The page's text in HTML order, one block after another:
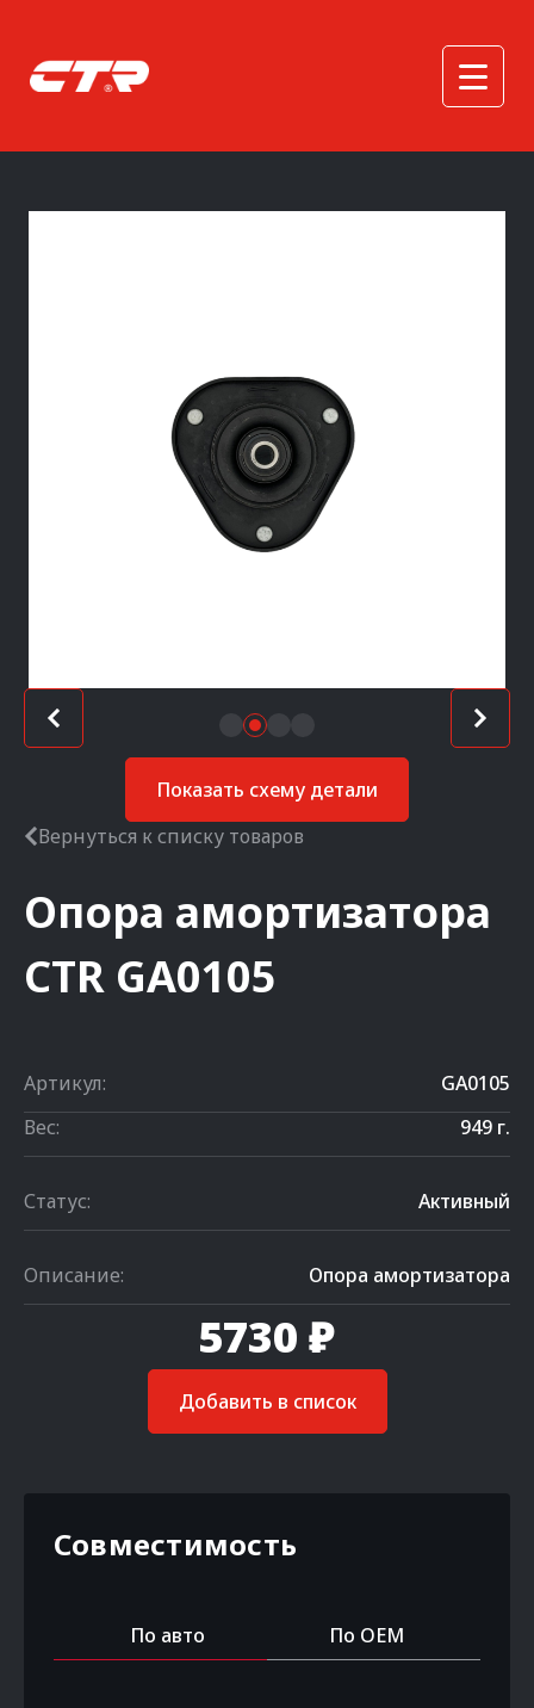
Показать схему детали
Вернуться к списку товаров
Опора амортизатора
CTR GA0105
Артикул:
GA0105
Вес:
949 г.
Статус: Активный
Описание: Опора амортизатора
5730 ₽
Добавить в список
Совместимость
По авто По OEM